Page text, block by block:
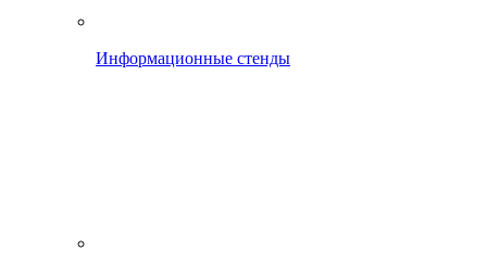
Информационные стенды